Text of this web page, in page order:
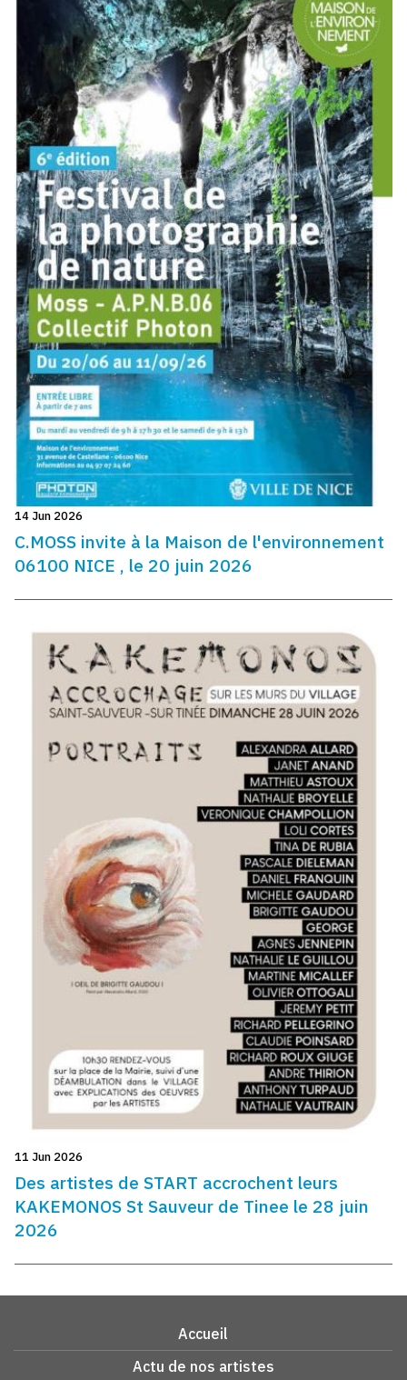
14 Jun 2026
C.MOSS invite à la Maison de l'environnement
06100 NICE , le 20 juin 2026
11 Jun 2026
Des artistes de START accrochent leurs
KAKEMONOS St Sauveur de Tinee le 28 juin
2026
Accueil
Actu de nos artistes